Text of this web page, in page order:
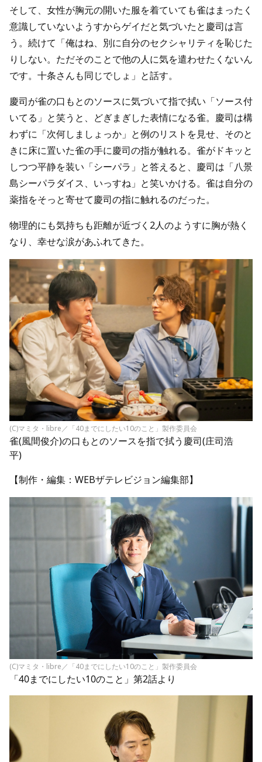
そして、女性が胸元の開いた服を着ていても雀はまったく
意識していないようすからゲイだと気づいたと慶司は言
う。続けて「俺はね、別に自分のセクシャリティを恥じた
りしない。ただそのことで他の人に気を遣わせたくないん
です。十条さんも同じでしょ」と話す。
慶司が雀の口もとのソースに気づいて指で拭い「ソース付
いてる」と笑うと、どぎまぎした表情になる雀。慶司は構
わずに「次何しましょっか」と例のリストを見せ、そのと
きに床に置いた雀の手に慶司の指が触れる。雀がドキッと
しつつ平静を装い「シーパラ」と答えると、慶司は「八景
島シーパラダイス、いっすね」と笑いかける。雀は自分の
薬指をそっと寄せて慶司の指に触れるのだった。
物理的にも気持ちも距離が近づく2人のようすに胸が熱く
なり、幸せな涙があふれてきた。
(C)マミタ・libre／「40までにしたい10のこと」製作委員会
雀(風間俊介)の口もとのソースを指で拭う慶司(庄司浩
平)
【制作・編集：WEBザテレビジョン編集部】
(C)マミタ・libre／「40までにしたい10のこと」製作委員会
「40までにしたい10のこと」第2話より